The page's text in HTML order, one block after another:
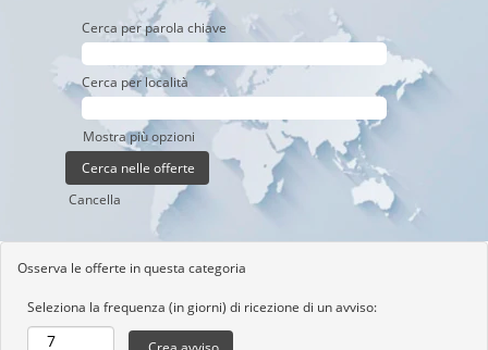
Cerca per parola chiave
Cerca per località
Mostra più opzioni
Cancella
Osserva le offerte in questa categoria
Seleziona la frequenza (in giorni) di ricezione di un avviso: